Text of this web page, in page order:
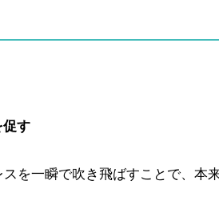
促す
を一瞬で吹き飛ばすことで、本